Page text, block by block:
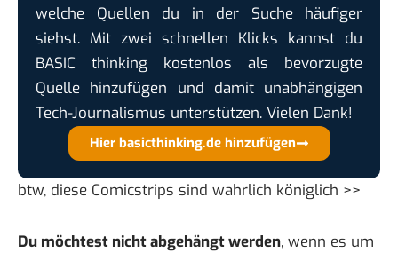
welche Quellen du in der Suche häufiger
siehst. Mit zwei schnellen Klicks kannst du
BASIC thinking kostenlos als bevorzugte
Quelle hinzufügen und damit unabhängigen
Tech-Journalismus unterstützen. Vielen Dank!
Hier basicthinking.de hinzufügen
btw, diese Comicstrips sind wahrlich königlich >>
Du möchtest nicht abgehängt werden, wenn es um